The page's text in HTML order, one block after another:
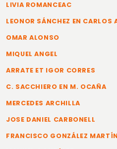
LIVIA ROMANCEAC
LEONOR SÁNCHEZ EN CARLOS
OMAR ALONSO
MIQUEL ANGEL
ARRATE ET IGOR CORRES
C. SACCHIERO EN M. OCAÑA
MERCEDES ARCHILLA
JOSE DANIEL CARBONELL
FRANCISCO GONZÁLEZ MARTÍN